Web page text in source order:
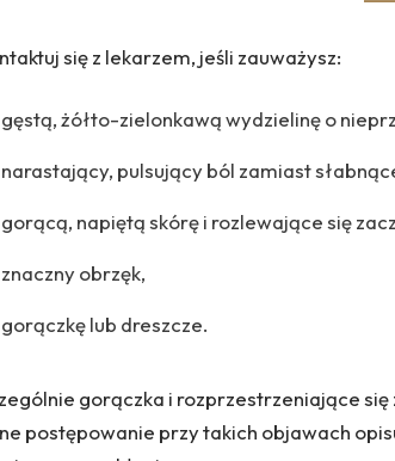
się z lekarzem, jeśli zauważysz:
gęstą, żółto-zielonkawą wydzielinę o
narastający, pulsujący ból zamiast
gorącą, napiętą skórę i rozlewające się
znaczny obrzęk,
gorączkę lub dreszcze.
gorączka i rozprzestrzeniające
postępowanie przy takich objawach